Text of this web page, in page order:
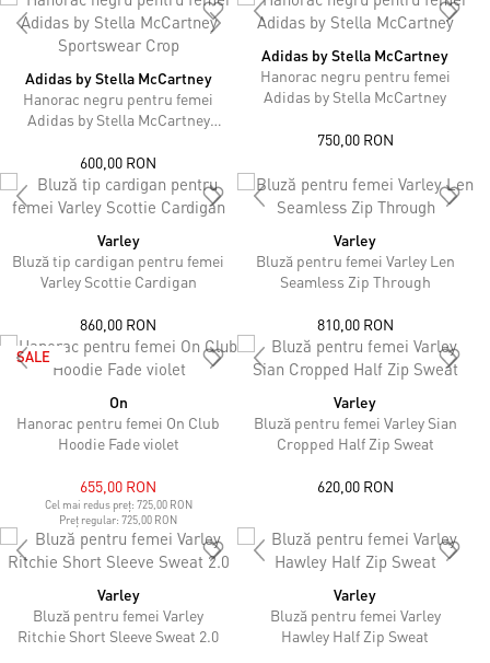
Adidas by Stella McCartney
Hanorac negru pentru femei
Adidas by Stella McCartney
600,00 RON
Adidas by Stella McCartney
Hanorac negru pentru femei
Adidas by Stella McCartney
750,00 RON
Varley
Bluză tip cardigan pentru femei
Varley Scottie Cardigan
860,00 RON
Varley
Bluză pentru femei Varley Len
Seamless Zip Through
810,00 RON
SALE
On
Hanorac pentru femei On Club
Hoodie Fade violet
655,00 RON
Cel mai redus preț: 725,00 RON
Preț regular:725,00 RON
Varley
Bluză pentru femei Varley Sian
Cropped Half Zip Sweat
620,00 RON
Varley
Bluză pentru femei Varley
Ritchie Short Sleeve Sweat 2.0
Varley
Bluză pentru femei Varley
Hawley Half Zip Sweat